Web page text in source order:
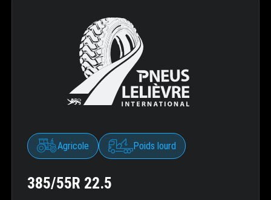
Agricole Poids lourd
385/55R 22.5